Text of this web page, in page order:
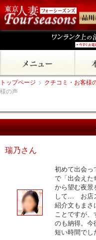
トップページ > クチコミ・お客様
様の声
瑞乃さん
初めて出会っ
で「出会えた
から望む夜景
して… お店
紹介文もまさ
ことですが
のも納得。今
短い時間でし